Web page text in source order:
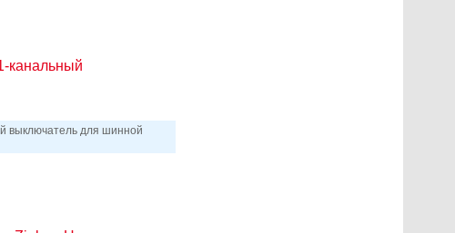
канальный
выключатель для шинной